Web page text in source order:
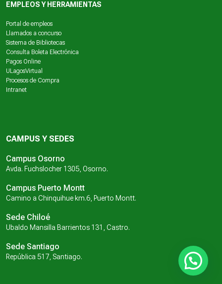
EMPLEOS Y HERRAMIENTAS
Portal de empleos
Llamados a concurso
Sistema de Bibliotecas
Consulta Boleta Electrónica
Pagos Online
ULagosVirtual
Procesos de Compra
Intranet
CAMPUS Y SEDES
Campus Osorno
Avda. Fuchslocher 1305, Osorno.
Campus Puerto Montt
Camino a Chinquihue km.6, Puerto Montt.
Sede Chiloé
Ubaldo Mansilla Barrientos 131, Castro.
Sede Santiago
República 517, Santiago.